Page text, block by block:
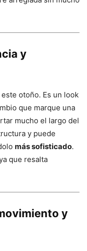
y
otoño. Es un look
que marque una
mucho el largo del
y puede
más sofisticado.
que resalta
y